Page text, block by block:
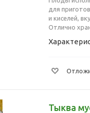
для
и киселей,
Отлично
Тыква